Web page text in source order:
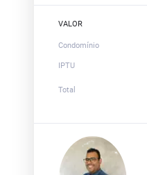
VALOR
Condomínio
IPTU
Total